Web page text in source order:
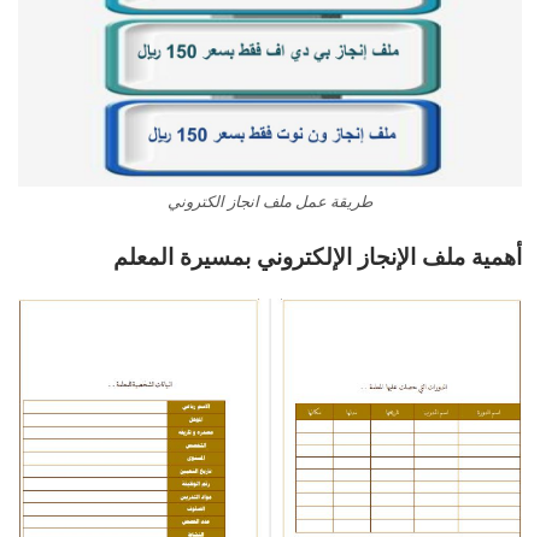
طريقة عمل ملف انجاز الكتروني
أهمية ملف الإنجاز الإلكتروني بمسيرة المعلم